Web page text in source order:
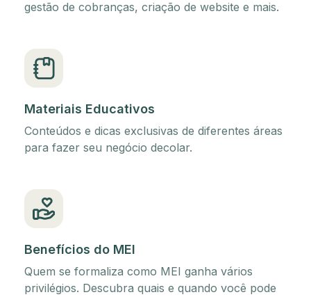
gestão de cobranças, criação de website e mais.
Materiais Educativos
Conteúdos e dicas exclusivas de diferentes áreas
para fazer seu negócio decolar.
Benefícios do MEI
Quem se formaliza como MEI ganha vários
privilégios. Descubra quais e quando você pode